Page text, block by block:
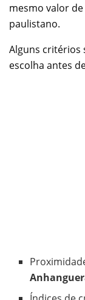
mesmo valor
paulistano.
Alguns critérios
escolha antes